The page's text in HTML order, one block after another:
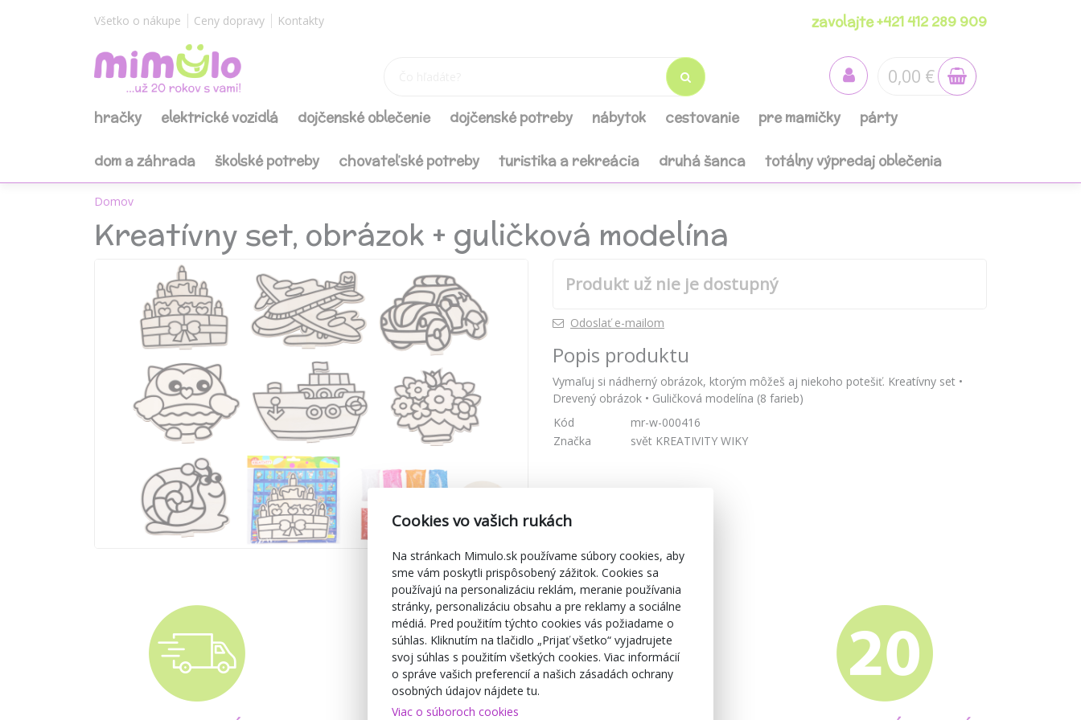
Všetko o nákupe Ceny dopravy Kontakty zavolajte +421 412 289 909
0,00 €
hračky elektrické vozidlá dojčenské oblečenie dojčenské potreby nábytok cestovanie pre mamičky párty
dom a záhrada školské potreby chovateľské potreby turistika a rekreácia druhá šanca totálny výpredaj oblečenia
Domov
Kreatívny set, obrázok + guličková modelína
Produkt už nie je dostupný
Odoslať e-mailom
Popis produktu
Vymaľuj si nádherný obrázok, ktorým môžeš aj niekoho potešiť. Kreatívny set •
Drevený obrázok • Guličková modelína (8 farieb)
Kód
mr-w-000416
Značka
svět KREATIVITY WIKY
Cookies vo vašich rukách
Na stránkach Mimulo.sk používame súbory cookies, aby
sme vám poskytli prispôsobený zážitok. Cookies sa
používajú na personalizáciu reklám, meranie používania
stránky, personalizáciu obsahu a pre reklamy a sociálne
médiá. Pred použitím týchto cookies vás požiadame o
súhlas. Kliknutím na tlačidlo „Prijať všetko“ vyjadrujete
svoj súhlas s použitím všetkých cookies. Viac informácií
o správe vašich preferencií a našich zásadách ochrany
osobných údajov nájdete tu.
Viac o súboroch cookies